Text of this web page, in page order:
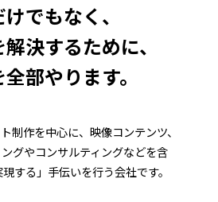
でもなく、
決するために、
部やります。
制作を中心に、映像コンテンツ、
グやコンサルティングなどを含
する」手伝いを行う会社です。